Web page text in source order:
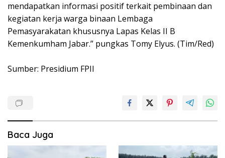
mendapatkan informasi positif terkait pembinaan dan
kegiatan kerja warga binaan Lembaga
Pemasyarakatan khususnya Lapas Kelas II B
Kemenkumham Jabar.” pungkas Tomy Elyus. (Tim/Red)
Sumber: Presidium FPII
Baca Juga